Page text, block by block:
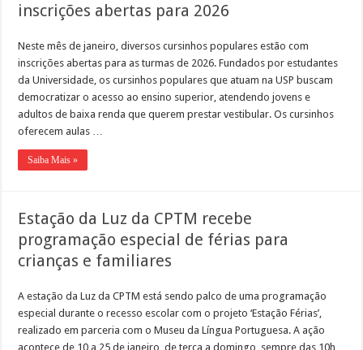
inscrições abertas para 2026
Neste mês de janeiro, diversos cursinhos populares estão com
inscrições abertas para as turmas de 2026. Fundados por estudantes
da Universidade, os cursinhos populares que atuam na USP buscam
democratizar o acesso ao ensino superior, atendendo jovens e
adultos de baixa renda que querem prestar vestibular. Os cursinhos
oferecem aulas …
Saiba Mais »
Estação da Luz da CPTM recebe
programação especial de férias para
crianças e familiares
A estação da Luz da CPTM está sendo palco de uma programação
especial durante o recesso escolar com o projeto ‘Estação Férias’,
realizado em parceria com o Museu da Língua Portuguesa. A ação
acontece de 10 a 25 de janeiro, de terça a domingo, sempre das 10h